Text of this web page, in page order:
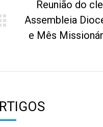
Próximo
post:
Reunião do
Assembleia
e Mês